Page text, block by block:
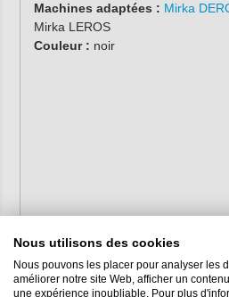
Machines adaptées : Mirka
Mirka LEROS
Couleur : noir
Nous utilisons des cookies
Nous pouvons les placer pour analyser les
améliorer notre site Web, afficher un
une expérience inoubliable. Pour plus